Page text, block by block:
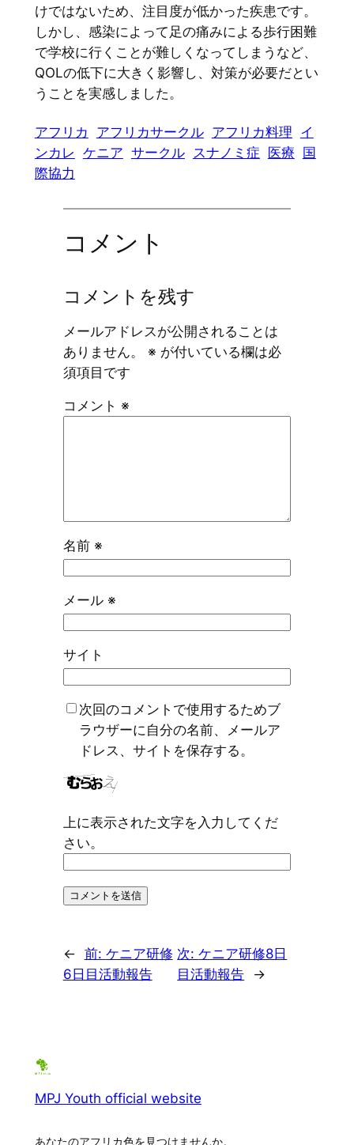
けではないため、注目度が低かった疾患です。
しかし、感染によって足の痛みによる歩行困難
で学校に行くことが難しくなってしまうなど、
QOLの低下に大きく影響し、対策が必要だとい
うことを実感しました。
アフリカ アフリカサークル アフリカ料理 イ
ンカレ ケニア サークル スナノミ症 医療 国
際協力
コメント
コメントを残す
メールアドレスが公開されることは
ありません。
※ が付いている欄は必
須項目です
コメント ※
名前 ※
メール ※
サイト
次回のコメントで使用するためブ
ラウザーに自分の名前、メールア
ドレス、サイトを保存する。
上に表示された文字を入力してくだ
さい。
← 前: ケニア研修
6日目活動報告
次:ケニア研修8日
目活動報告
→
MPJ Youth official website
あなたのアフリカ色を見つけませんか。